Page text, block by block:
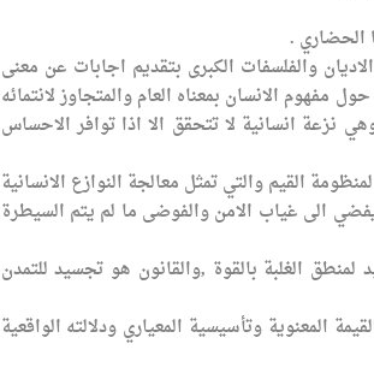
الحضاري .
والفلسفات الكبرى بتقديم اجابات عن معنى
مفهوم الانسان بمعناه العام والمتجاوز لانتمائه
نزعة انسانية لا تتحقق الا اذا توافر الاحساس
القيم والتي تمثل معالجة النوازع الانسانية
الى غياب الامن والفوضى ما لم يتم السيطرة
الغلبة بالقوة ,والقانون هو تجسيد للتمدن
المعنوية وتأسيسية المعياري ودلالته الواقعية